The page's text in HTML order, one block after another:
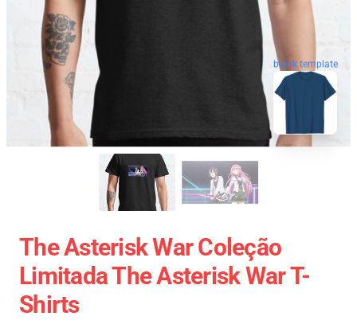
blank template
The Asterisk War Coleção
Limitada The Asterisk War T-
Shirts